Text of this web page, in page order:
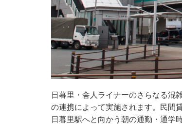
日暮里・舎人ライナーのさらなる混
の連携によって実施されます。民間
日暮里駅へと向かう朝の通勤・通学